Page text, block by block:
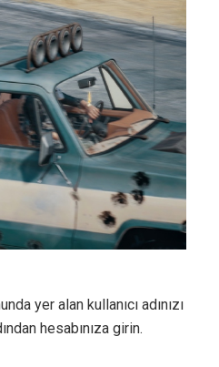
yer alan kullanıcı adınızı
hesabınıza girin.